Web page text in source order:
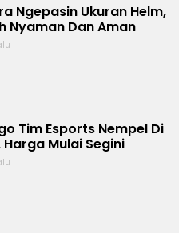
Ngepasin Ukuran Helm,
Nyaman Dan Aman
Tim Esports Nempel Di
Harga Mulai Segini